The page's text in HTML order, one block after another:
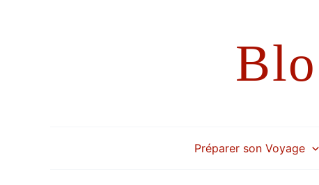
Préparer son Voyage